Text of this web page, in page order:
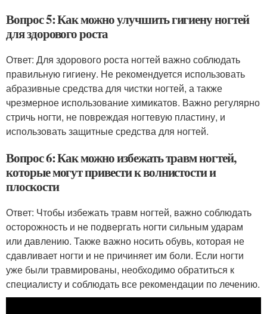
Вопрос 5: Как можно улучшить гигиену ногтей
для здорового роста
Ответ: Для здорового роста ногтей важно соблюдать
правильную гигиену. Не рекомендуется использовать
абразивные средства для чистки ногтей, а также
чрезмерное использование химикатов. Важно регулярно
стричь ногти, не повреждая ногтевую пластину, и
использовать защитные средства для ногтей.
Вопрос 6: Как можно избежать травм ногтей,
которые могут привести к волнистости и
плоскости
Ответ: Чтобы избежать травм ногтей, важно соблюдать
осторожность и не подвергать ногти сильным ударам
или давлению. Также важно носить обувь, которая не
сдавливает ногти и не причиняет им боли. Если ногти
уже были травмированы, необходимо обратиться к
специалисту и соблюдать все рекомендации по лечению.